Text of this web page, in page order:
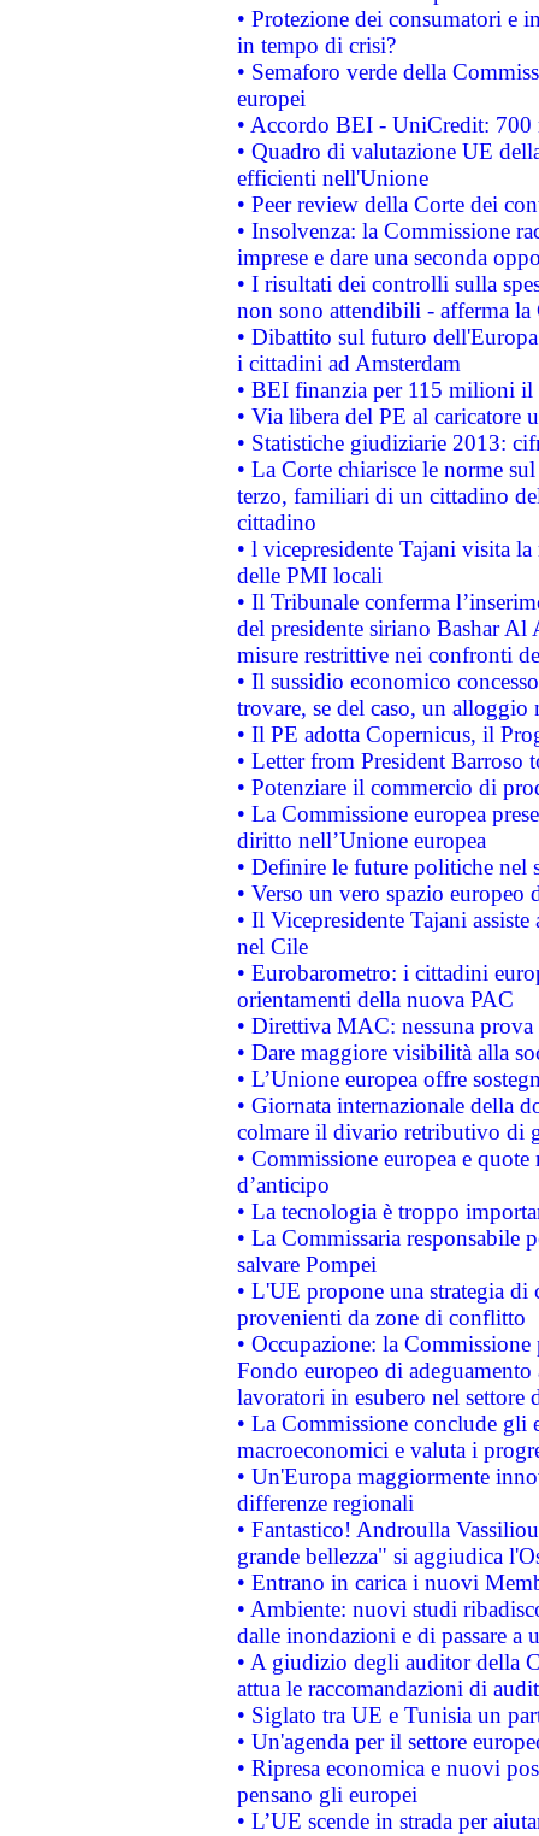
• Protezione dei consumatori e
in tempo di crisi?
• Semaforo verde della
europei
• Accordo BEI - UniCredit:
• Quadro di valutazione UE
efficienti nell'Unione
• Peer review della Corte dei
• Insolvenza: la Commissione
imprese e dare una seconda
• I risultati dei controlli sulla
non sono attendibili - afferma la
• Dibattito sul futuro
i cittadini ad Amsterdam
• BEI finanzia per 115 milioni
• Via libera del PE al caricatore
• Statistiche giudiziarie 2013:
• La Corte chiarisce le norme
terzo, familiari di un cittadino
cittadino
• l vicepresidente Tajani visita
delle PMI locali
• Il Tribunale conferma
del presidente siriano Bashar Al
misure restrittive nei confronti
• Il sussidio economico
trovare, se del caso, un
• Il PE adotta Copernicus, il
• Letter from President Barroso
• Potenziare il commercio di
• La Commissione europea
diritto nell’Unione europea
• Definire le future politiche nel
• Verso un vero spazio
• Il Vicepresidente Tajani
nel Cile
• Eurobarometro: i cittadini
orientamenti della nuova PAC
• Direttiva MAC: nessuna
• Dare maggiore visibilità alla
• L’Unione europea offre
• Giornata internazionale della
colmare il divario retributivo di
• Commissione europea e
d’anticipo
• La tecnologia è troppo
• La Commissaria responsabile
salvare Pompei
• L'UE propone una strategia
provenienti da zone di conflitto
• Occupazione: la
Fondo europeo di
lavoratori in esubero nel
• La Commissione conclude
macroeconomici e valuta i
• Un'Europa maggiormente
differenze regionali
• Fantastico! Androulla
grande bellezza" si aggiudica
• Entrano in carica i nuovi
• Ambiente: nuovi studi
dalle inondazioni e di passare a
• A giudizio degli auditor della
attua le raccomandazioni di
• Siglato tra UE e Tunisia un
• Un'agenda per il settore
• Ripresa economica e nuovi
pensano gli europei
• L’UE scende in strada per